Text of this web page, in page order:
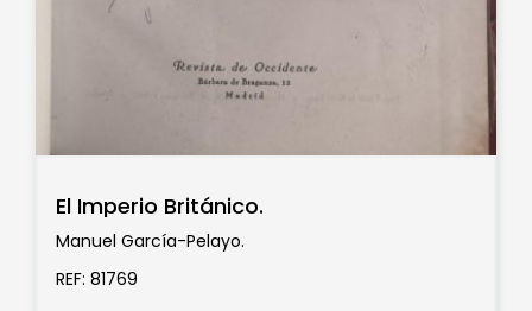
El Imperio Británico.
Manuel García-Pelayo.
REF: 81769